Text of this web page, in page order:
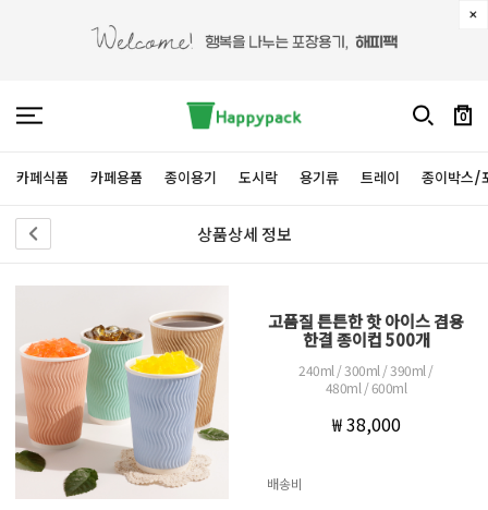
0
카페식품 카페용품 종이용기 도시락 용기류 트레이 종이박스/
상품상세 정보
고품질 튼튼한 핫 아이스 겸용
한결 종이컵 500개
240ml / 300ml / 390ml /
480ml / 600ml
₩ 38,000
배송비